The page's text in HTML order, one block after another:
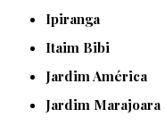
Ipiranga
Itaim Bibi
Jardim América
Jardim Marajoara